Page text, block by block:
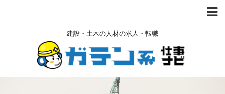
建設・土木の人材の求人・転職